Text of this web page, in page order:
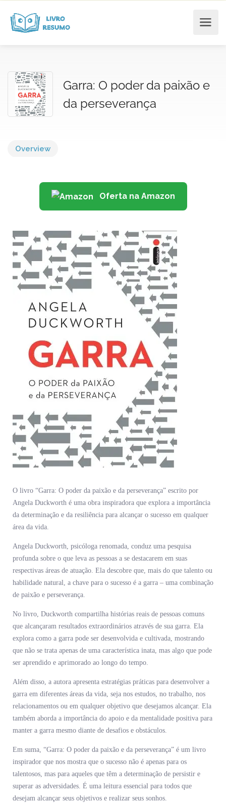
Garra: O poder da paixão e
da perseverança
Overview
Oferta na Amazon
O livro “Garra: O poder da paixão e da perseverança” escrito por
Angela Duckworth é uma obra inspiradora que explora a importância
da determinação e da resiliência para alcançar o sucesso em qualquer
área da vida.
Angela Duckworth, psicóloga renomada, conduz uma pesquisa
profunda sobre o que leva as pessoas a se destacarem em suas
respectivas áreas de atuação. Ela descobre que, mais do que talento ou
habilidade natural, a chave para o sucesso é a garra – uma combinação
de paixão e perseverança.
No livro, Duckworth compartilha histórias reais de pessoas comuns
que alcançaram resultados extraordinários através de sua garra. Ela
explora como a garra pode ser desenvolvida e cultivada, mostrando
que não se trata apenas de uma característica inata, mas algo que pode
ser aprendido e aprimorado ao longo do tempo.
Além disso, a autora apresenta estratégias práticas para desenvolver a
garra em diferentes áreas da vida, seja nos estudos, no trabalho, nos
relacionamentos ou em qualquer objetivo que desejamos alcançar. Ela
também aborda a importância do apoio e da mentalidade positiva para
manter a garra mesmo diante de desafios e obstáculos.
Em suma, “Garra: O poder da paixão e da perseverança” é um livro
inspirador que nos mostra que o sucesso não é apenas para os
talentosos, mas para aqueles que têm a determinação de persistir e
superar as adversidades. É uma leitura essencial para todos que
desejam alcançar seus objetivos e realizar seus sonhos.